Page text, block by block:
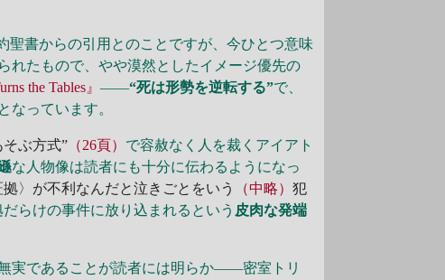
聖書からの引用とのことですが、今ひとつ意味
れたもので、やや漠然としたイメージ優先の
the Tables』――“死は形勢を逆転する”で、
なっています。
ぶ方式” （26頁） で容赦なく人を裁くアイアト
な人物像は読者にも十分に伝わるようになっ
〉が不利なんだと泣きごとをいう （中略）犯
らけの事件に放り込まれるという 皮肉な発端
実であることが読者には明らか――密室トリ